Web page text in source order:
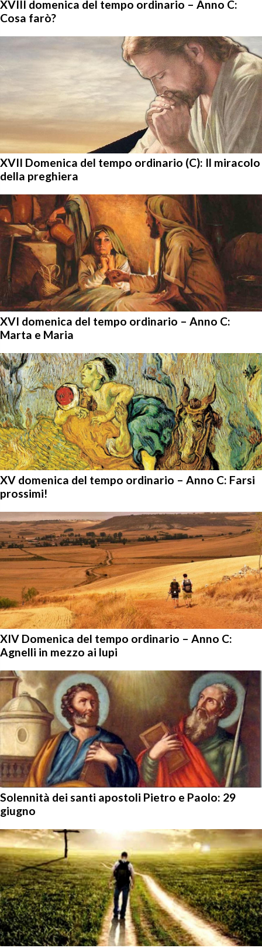
XVIII domenica del tempo ordinario – Anno C:
Cosa farò?
XVII Domenica del tempo ordinario (C): Il miracolo
della preghiera
XVI domenica del tempo ordinario – Anno C:
Marta e Maria
XV domenica del tempo ordinario – Anno C: Farsi
prossimi!
XIV Domenica del tempo ordinario – Anno C:
Agnelli in mezzo ai lupi
Solennità dei santi apostoli Pietro e Paolo: 29
giugno